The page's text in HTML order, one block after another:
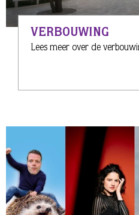
VERBOUWING
Lees meer over de